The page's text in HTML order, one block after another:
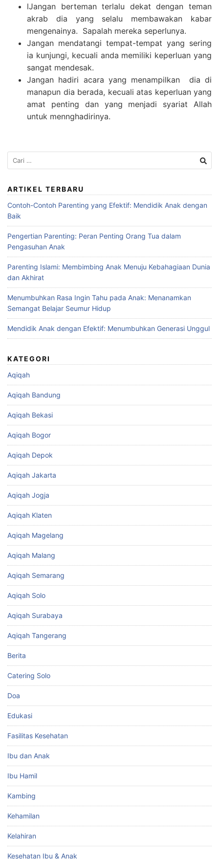
lJangan berteman terlalu dekat dengan teman
akrab dia yang selalu membawakan kabar
mengenainya. Sapalah mereka seperlunya.
Jangan mendatangi tempat-tempat yang sering
ia kunjungi, kecuali anda memiliki keperluan yang
sangat mendesak.
Jangan hadiri acara yang menampilkan dia di
manapun dia berada, kecuali atas keperluan yang
amat penting dan yang menjadi syariat Allah
untuk mennghadirinya.
Cari
untuk:
ARTIKEL TERBARU
Contoh-Contoh Parenting yang Efektif: Mendidik Anak dengan
Baik
Pengertian Parenting: Peran Penting Orang Tua dalam
Pengasuhan Anak
Parenting Islami: Membimbing Anak Menuju Kebahagiaan Dunia
dan Akhirat
Menumbuhkan Rasa Ingin Tahu pada Anak: Menanamkan
Semangat Belajar Seumur Hidup
Mendidik Anak dengan Efektif: Menumbuhkan Generasi Unggul
KATEGORI
Aqiqah
Aqiqah Bandung
Aqiqah Bekasi
Aqiqah Bogor
Aqiqah Depok
Aqiqah Jakarta
Aqiqah Jogja
Aqiqah Klaten
Aqiqah Magelang
Aqiqah Malang
Aqiqah Semarang
Aqiqah Solo
Aqiqah Surabaya
Aqiqah Tangerang
Berita
Catering Solo
Doa
Edukasi
Fasilitas Kesehatan
Ibu dan Anak
Ibu Hamil
Kambing
Kehamilan
Kelahiran
Kesehatan Ibu & Anak